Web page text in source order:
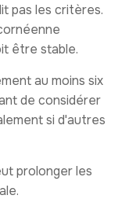
pas les critères.
être stable.
au moins six
de considérer
si d'autres
prolonger les